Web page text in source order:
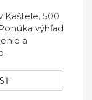
Kaštele, 500
výhľad
a